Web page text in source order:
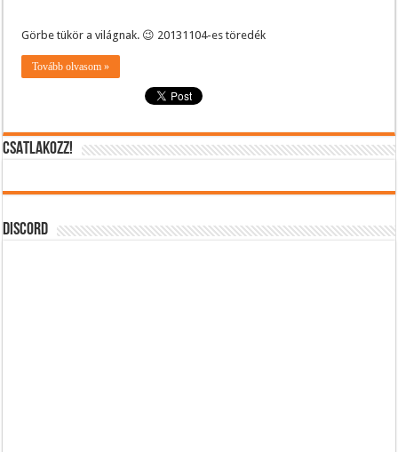
Görbe tükör a világnak. 😉 20131104-es töredék
Tovább olvasom »
CSATLAKOZZ!
DISCORD